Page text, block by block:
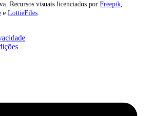
Recursos visuais licenciados por Freepik,
e LottieFiles.